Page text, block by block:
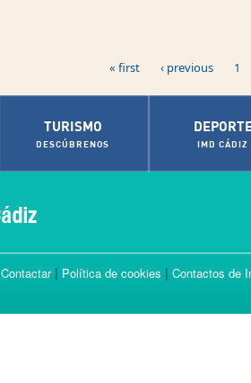
« first ‹ previous 1
TURISMO
DESCÚBRENOS IMD CÁDIZ
Contactar| Política de cookies | Contactos de